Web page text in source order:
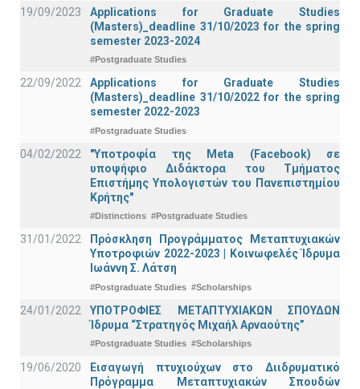
19/09/2023
Applications for Graduate Studies
(Masters)_deadline 31/10/2023 for the spring
semester 2023-2024
#Postgraduate Studies
22/09/2022
Applications for Graduate Studies
(Masters)_deadline 31/10/2022 for the spring
semester 2022-2023
#Postgraduate Studies
04/02/2022
"Υποτροφία της Meta (Facebook) σε
υποψήφιο Διδάκτορα του Τμήματος
Επιστήμης Υπολογιστών του Πανεπιστημίου
Κρήτης"
#Distinctions #Postgraduate Studies
31/01/2022
Πρόσκληση Προγράμματος Μεταπτυχιακών
Υποτροφιών 2022-2023 | Κοινωφελές Ίδρυμα
Ιωάννη Σ. Λάτση
#Postgraduate Studies #Scholarships
24/01/2022
ΥΠΟΤΡΟΦΙΕΣ ΜΕΤΑΠΤΥΧΙΑΚΩΝ ΣΠΟΥΔΩΝ
Ίδρυμα “Στρατηγός Μιχαήλ Αρναούτης”
#Postgraduate Studies #Scholarships
19/06/2020
Εισαγωγή πτυχιούχων στο Διιδρυματικό
Πρόγραμμα Μεταπτυχιακών Σπουδών